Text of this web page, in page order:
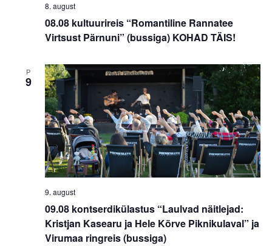
08.08 kultuurireis “Romantiline Rannatee
Virtsust Pärnuni” (bussiga) KOHAD TÄIS!
8. august
P
9
09.08 kontserdikülastus “Laulvad näitlejad:
Kristjan Kasearu ja Hele Kõrve Piknikulaval” ja
Virumaa ringreis (bussiga)
9. august